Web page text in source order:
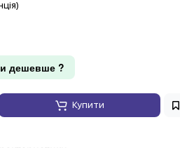
дешевше ?
Купити